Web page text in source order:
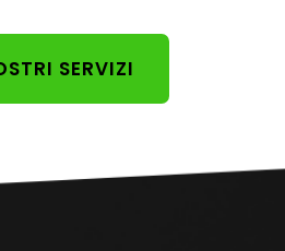
SERVIZI